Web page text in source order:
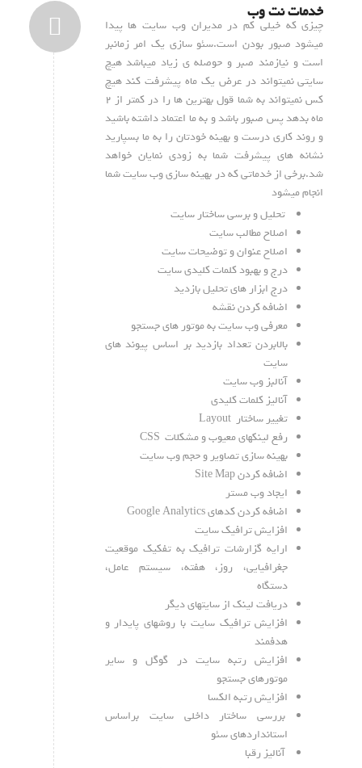
خدمات نت وب
چیزی که خیلی کم در مدیران وب سایت ها پیدا
میشود صبور بودن است.سئو سازی یک امر زمانبر
است و نیازمند صبر و حوصله ی زیاد میباشد هیچ
سایتی نمیتواند در عرض یک ماه پیشرفت کند هیچ
کس نمیتواند به شما قول بهترین ها را در کمتر از ۲
ماه بدهد پس صبور باشد و به ما اعتماد داشته باشید
و روند کاری درست و بهینه خودتان را به ما بسپارید
نشانه های پیشرفت شما به زودی نمایان خواهد
شد.برخی از خدماتی که در بهینه سازی وب سایت شما
انجام میشود
تحلیل و برسی ساختار سایت
اصلاح مطالب سایت
اصلاح عنوان و توضیحات سایت
درج و بهبود کلمات کلیدی سایت
درج ابزار های تحلیل بازدید
اضافه کردن نقشه
معرفی وب سایت به موتور های جستجو
بالابردن تعداد بازدید بر اساس پیوند های
سایت
آنالبز وب سایت
آنالیز کلمات کلیدی
تغییر ساختار Layout
رفع لینکهای معیوب و مشکلات CSS
بهینه سازی تصاویر و حجم وب سایت
اضافه کردن Site Map
ایجاد وب مستر
اضافه کردن کدهای Google Analytics
افزایش ترافیک سایت
ارایه گزارشات ترافیک به تفکیک موقعیت
جغرافیایی، روز، هفته، سیستم عامل،
دستگاه
دریافت لینک از سایتهای دیگر
افزایش ترافیک سایت با روشهای پایدار و
هدفمند
افزایش رتبه سایت در گوگل و سایر
موتورهای جستجو
افزایش رتبه الکسا
بررسی ساختار داخلی سایت براساس
استانداردهای سئو
آنالیز رقبا